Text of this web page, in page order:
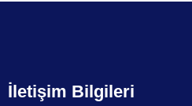
İletişim Bilgileri